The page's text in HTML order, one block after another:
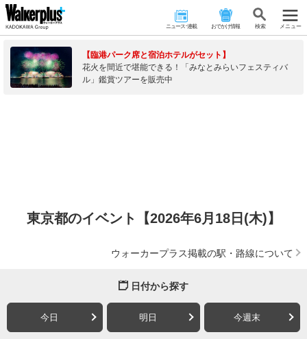
ニュース･連載 おでかけ情報 検 索 メニュー
【臨港パーク席と宿泊ホテルがセット】
花火を間近で堪能できる！「みなとみらいフェスティバ
ル」鑑賞ツアーを販売中
東京都のイベント【2026年6月18日(木)】
ウォーカープラス掲載の駅・路線について
日付から探す
今日 明日 今週末